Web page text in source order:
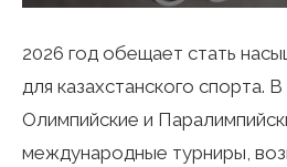
2026 год обещает стать
для казахстанского спорта.
Олимпийские и
международные турниры,